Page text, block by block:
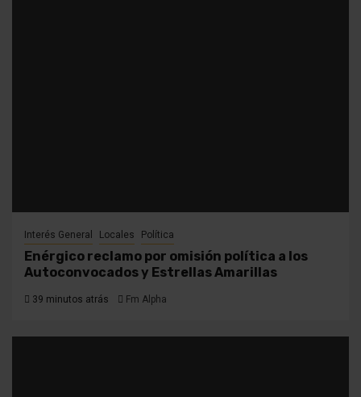
Interés General Locales Política
Enérgico reclamo por omisión política a los
Autoconvocados y Estrellas Amarillas
39 minutos atrás Fm Alpha